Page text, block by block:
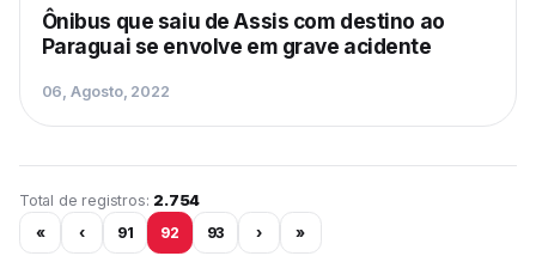
Ônibus que saiu de Assis com destino ao
Paraguai se envolve em grave acidente
06, Agosto, 2022
Total de registros: 2.754
Página 92 de 230
« ‹ 91 92 93 › »